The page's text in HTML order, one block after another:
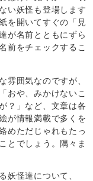
い妖怪も登場します
を開いてすぐの「見
が名前とともにずら
前をチェックするこ
雰囲気なのですが、
おや、みかけないこ
？」など、文章は各
が情報満載で多くを
めただじゃれもたっ
とでしょう。隅々ま
妖怪達について、